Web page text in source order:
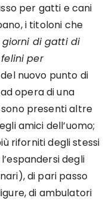
per gatti e cani
i titoloni che
di gatti di
per
nuovo punto di
opera di una
presenti altre
amici dell’uomo;
riforniti degli stessi
degli
di pari passo
di ambulatori